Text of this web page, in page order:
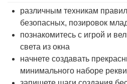
различным техникам
безопасных, позировок
познакомитесь с игрой и
света из окна
начнете создавать
минимального наборе